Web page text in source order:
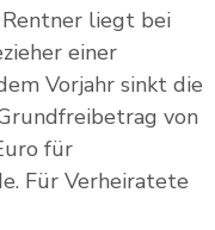
liegt bei
einer
Vorjahr sinkt die
von
für
Für Verheiratete